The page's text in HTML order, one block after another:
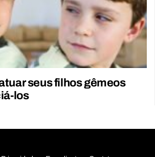
seus filhos gêmeos
los